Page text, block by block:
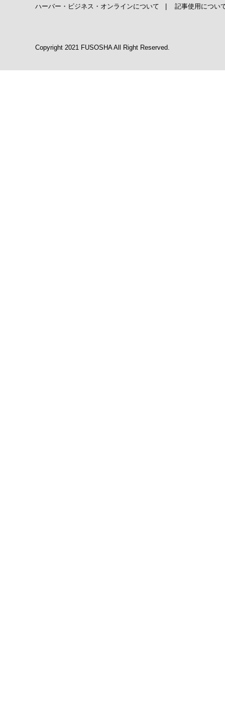
ハーバー・ビジネス・オンラインについて 記事使用につい
Copyright 2021 FUSOSHA All Right Reserved.